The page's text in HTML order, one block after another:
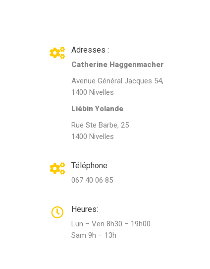
Adresses :
Catherine Haggenmacher
Avenue Général Jacques 54,
1400 Nivelles
Liébin Yolande
Rue Ste Barbe, 25
1400 Nivelles
Téléphone
067 40 06 85
Heures:
Lun – Ven 8h30 – 19h00
Sam 9h – 13h